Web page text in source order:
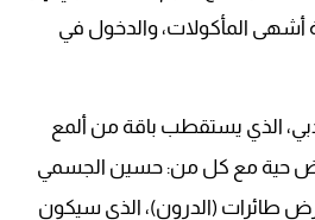
أشهى المأكولات، والدخول في
«مهرجان 321» في سكاي دايف دبي، الذي يستقطب باقة من ألمع
حية مع كل من: حسين الجسمي
طائرات (الدرون)، الذي سيكون